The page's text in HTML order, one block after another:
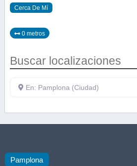
Cerca De Mí
0 metros
Buscar localizaciones
En: Pamplona (Ciudad)
Pamplona